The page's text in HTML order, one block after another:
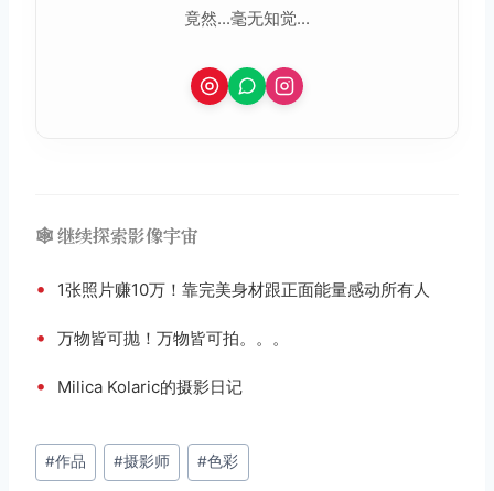
竟然...毫无知觉...
🕸️ 继续探索影像宇宙
• 1张照片赚10万！靠完美身材跟正面能量感动所有人
• 万物皆可抛！万物皆可拍。。。
• Milica Kolaric的摄影日记
文
章
#作品 #摄影师 #色彩